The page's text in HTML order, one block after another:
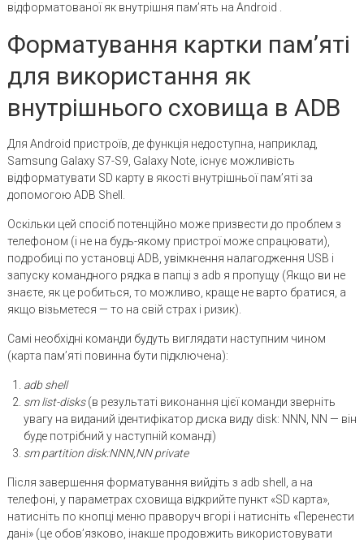
відформатованої як внутрішня пам’ять на Android .
Форматування картки пам’яті
для використання як
внутрішнього сховища в ADB
Для Android пристроїв, де функція недоступна, наприклад,
Samsung Galaxy S7-S9, Galaxy Note, існує можливість
відформатувати SD карту в якості внутрішньої пам’яті за
допомогою ADB Shell.
Оскільки цей спосіб потенційно може призвести до проблем з
телефоном (і не на будь-якому пристрої може спрацювати),
подробиці по установці ADB, увімкнення налагодження USB і
запуску командного рядка в папці з adb я пропущу (Якщо ви не
знаєте, як це робиться, то можливо, краще не варто братися, а
якщо візьметеся — то на свій страх і ризик).
Самі необхідні команди будуть виглядати наступним чином
(карта пам’яті повинна бути підключена):
adb shell
sm list-disks(в результаті виконання цієї команди зверніть
увагу на виданий ідентифікатор диска виду disk: NNN, NN — він
буде потрібний у наступній команді)
sm partition disk:NNN,NN private
Після завершення форматування вийдіть з adb shell, а на
телефоні, у параметрах сховища відкрийте пункт «SD карта»,
натисніть по кнопці меню праворуч вгорі і натисніть «Перенести
дані» (це обов’язково, інакше продовжить використовувати